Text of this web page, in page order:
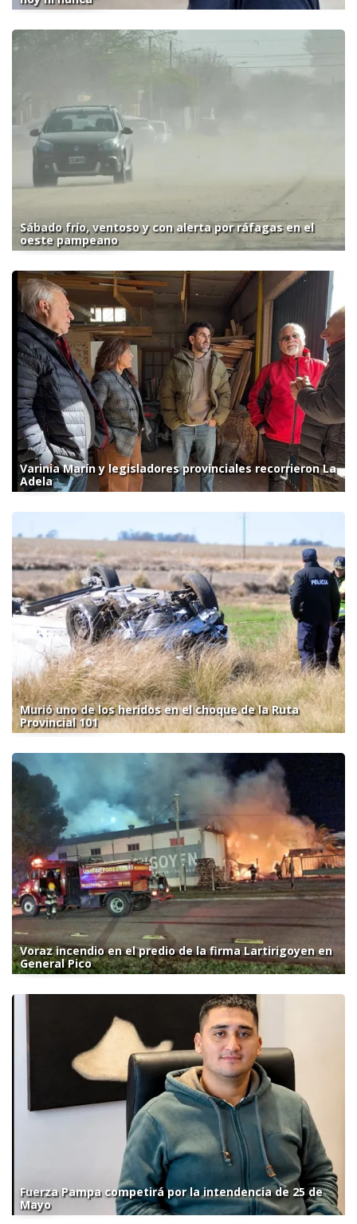
Sábado frío, ventoso y con alerta por ráfagas en el
oeste pampeano
Varinia Marín y legisladores provinciales recorrieron La
Adela
Murió uno de los heridos en el choque de la Ruta
Provincial 101
Voraz incendio en el predio de la firma Lartirigoyen en
General Pico
Fuerza Pampa competirá por la intendencia de 25 de
Mayo